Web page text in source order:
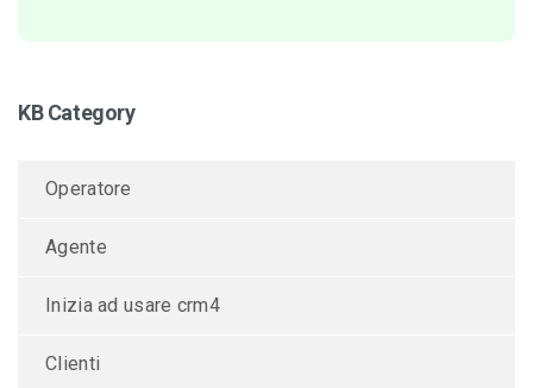
KB Category
Operatore
Agente
Inizia ad usare crm4
Clienti